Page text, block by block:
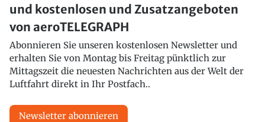
und kostenlosen und Zusatzangeboten
von aeroTELEGRAPH
Abonnieren Sie unseren kostenlosen Newsletter und
erhalten Sie von Montag bis Freitag pünktlich zur
Mittagszeit die neuesten Nachrichten aus der Welt der
Luftfahrt direkt in Ihr Postfach..
Newsletter abonnieren